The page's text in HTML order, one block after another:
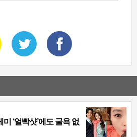
‘얼빡샷’에도 굴욕 없